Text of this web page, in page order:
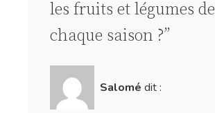
les fruits et légumes de
chaque saison ?”
Salomé dit :